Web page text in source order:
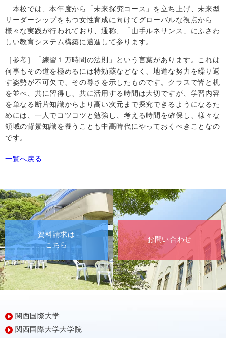
本校では、本年度から「未来探究コース」を立ち上げ、未来型
リーダーシップをもつ女性育成に向けてグローバルな視点から
様々な実践が行われており、通称、「山手ルネサンス」にふさわ
しい教育システム構築に邁進して参ります。
［参考］「練習１万時間の法則」という言葉があります。これは
何事もその道を極めるには特効薬などなく、地道な努力を繰り返
す姿勢が不可欠で、その尊さを示したものです。クラスで皆と机
を並べ、共に習得し、共に活用する時間は大切ですが、学習内容
を単なる断片知識からより高い次元まで探究できるようになるた
めには、一人でコツコツと勉強し、考える時間を確保し、様々な
領域の背景知識を養うことも中高時代にやっておくべきことなの
です。
一覧へ戻る
資料請求は
こちら
お問い合わせ
関西国際大学
関西国際大学大学院